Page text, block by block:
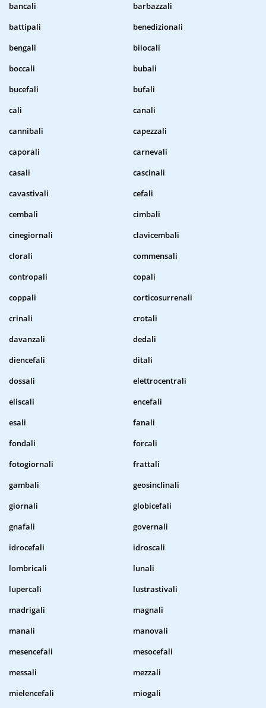
bancali
barbazzali
battipali
benedizionali
bengali
bilocali
boccali
bubali
bucefali
bufali
cali
canali
cannibali
capezzali
caporali
carnevali
casali
cascinali
cavastivali
cefali
cembali
cimbali
cinegiornali
clavicembali
clorali
commensali
contropali
copali
coppali
corticosurrenali
crinali
crotali
davanzali
dedali
diencefali
ditali
dossali
elettrocentrali
eliscali
encefali
esali
fanali
fondali
forcali
fotogiornali
frattali
gambali
geosinclinali
giornali
globicefali
gnafali
governali
idrocefali
idroscali
lombricali
lunali
lupercali
lustrastivali
madrigali
magnali
manali
manovali
mesencefali
mesocefali
messali
mezzali
mielencefali
miogali